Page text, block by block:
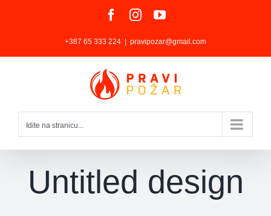
Facebook
InstagramYouTube
+387 65 333 224 pravipozar@gmail.com
Idite na stranicu...
Untitled design